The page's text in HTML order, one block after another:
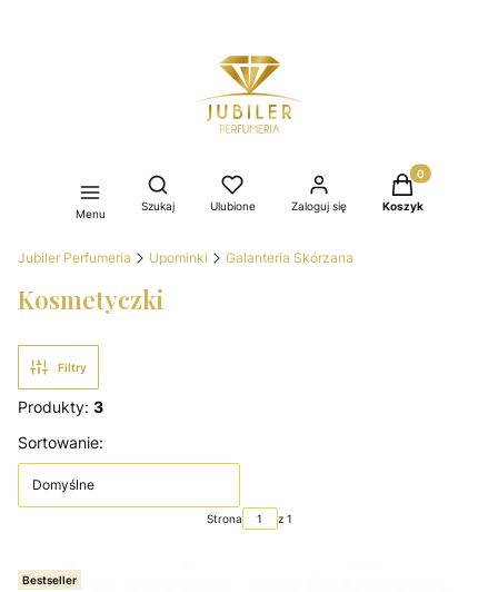
Menu
Otwórz wyszukiwarkę
Szukaj Ulubione Zaloguj się
Produkty w
Koszyk
Jubiler Perfumeria Upominki Galanteria Skórzana
Kosmetyczki
Filtry
Produkty: 3
Lista produktów
Sortowanie:
Domyślne
Strona z 1
Bestseller